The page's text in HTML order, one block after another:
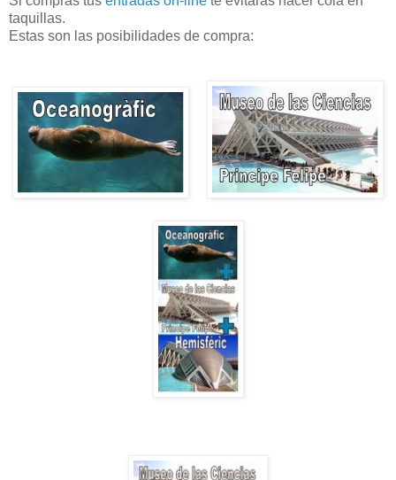
taquillas.
Estas son las posibilidades de compra: